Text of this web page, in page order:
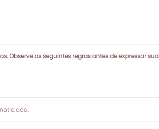
Observe as seguintes regras antes de expressar sua